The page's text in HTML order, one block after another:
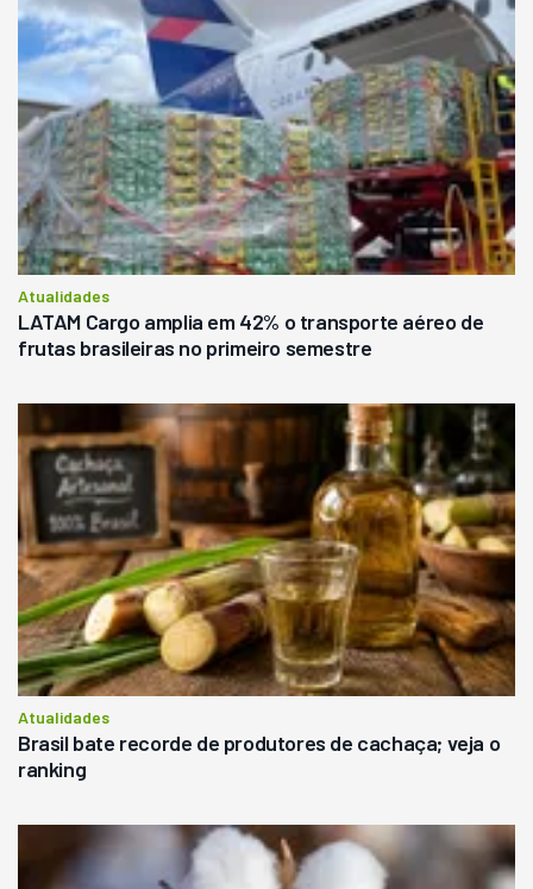
Atualidades
LATAM Cargo amplia em 42% o transporte aéreo de
frutas brasileiras no primeiro semestre
Atualidades
Brasil bate recorde de produtores de cachaça; veja o
ranking